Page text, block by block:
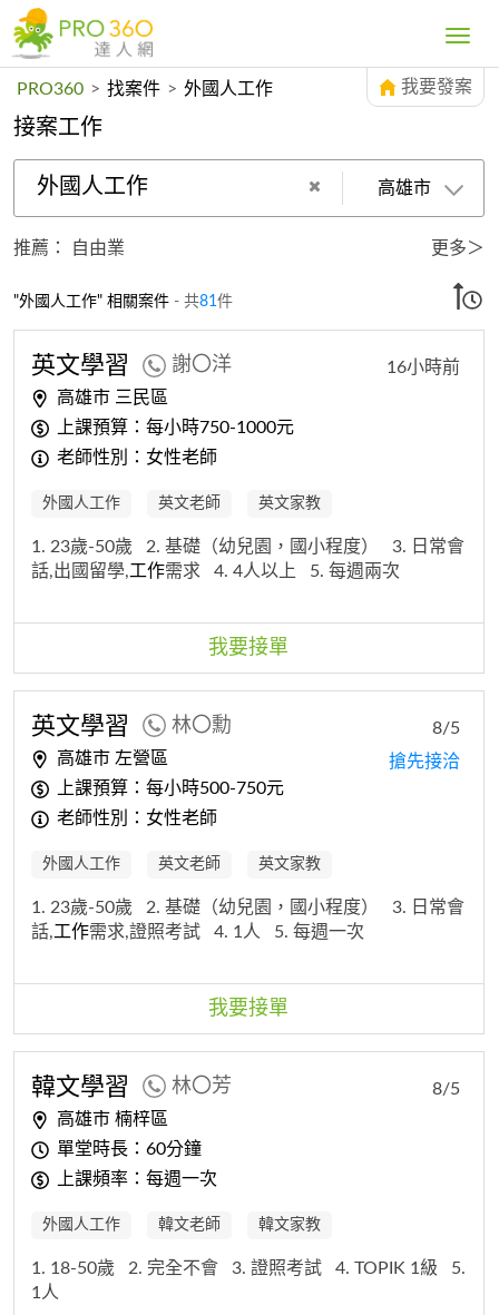
Toggle
PRO360 > 找案件 > 外國人工作 我要發案
接案工作
外國人工作 高雄市
推薦： 自由業 更多＞
"外國人工作" 相關案件 - 共81件
英文學習 謝〇洋
高雄市 三民區
上課預算：每小時750-1000元
老師性別：女性老師
16小時前
外國人工作 英文老師 英文家教
1. 23歲-50歲 2. 基礎（幼兒園，國小程度）
3. 日常會
話,出國留學,工作需求 4. 4人以上 5. 每週兩次
我要接單
英文學習 林〇勳
高雄市 左營區
上課預算：每小時500-750元
老師性別：女性老師
8/5
搶先接洽
外國人工作 英文老師 英文家教
1. 23歲-50歲 2. 基礎（幼兒園，國小程度）
3. 日常會
話,工作需求,證照考試 4. 1人 5. 每週一次
我要接單
韓文學習 林〇芳
高雄市 楠梓區
單堂時長：60分鐘
上課頻率：每週一次
8/5
外國人工作 韓文老師 韓文家教
1. 18-50歲 2. 完全不會 3. 證照考試 4. TOPIK 1級
5.
1人